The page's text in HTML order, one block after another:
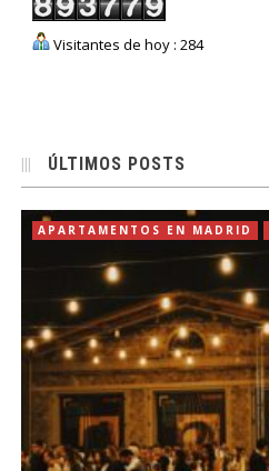
Visitantes de hoy : 284
ÚLTIMOS POSTS
APARTAMENTOS EN MADRID